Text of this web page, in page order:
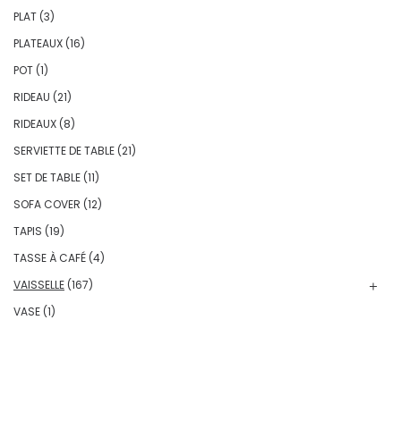
PLAT (3)
PLATEAUX (16)
POT (1)
RIDEAU (21)
RIDEAUX (8)
SERVIETTE DE TABLE (21)
SET DE TABLE (11)
SOFA COVER (12)
TAPIS (19)
TASSE À CAFÉ (4)
VAISSELLE (167)
VASE (1)